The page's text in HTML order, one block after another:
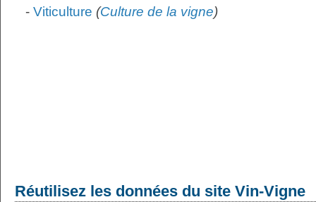
- Viticulture (Culture de la vigne)
Réutilisez les données du site Vin-Vigne